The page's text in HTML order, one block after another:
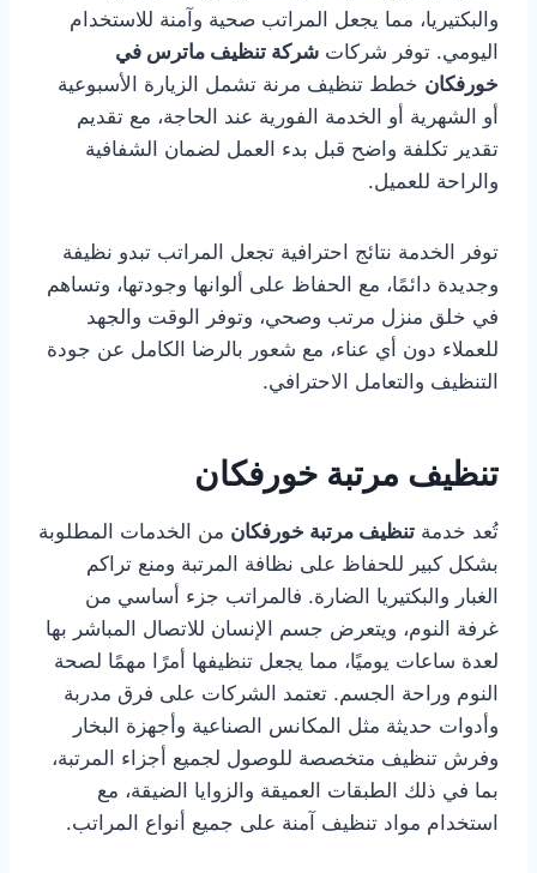
والبكتيريا، مما يجعل المراتب صحية وآمنة للاستخدام
اليومي. توفر شركات شركة تنظيف ماترس في
خورفكان خطط تنظيف مرنة تشمل الزيارة الأسبوعية
أو الشهرية أو الخدمة الفورية عند الحاجة، مع تقديم
تقدير تكلفة واضح قبل بدء العمل لضمان الشفافية
والراحة للعميل.
توفر الخدمة نتائج احترافية تجعل المراتب تبدو نظيفة
وجديدة دائمًا، مع الحفاظ على ألوانها وجودتها، وتساهم
في خلق منزل مرتب وصحي، وتوفر الوقت والجهد
للعملاء دون أي عناء، مع شعور بالرضا الكامل عن جودة
التنظيف والتعامل الاحترافي.
تنظيف مرتبة خورفكان
تُعد خدمة تنظيف مرتبة خورفكان من الخدمات المطلوبة
بشكل كبير للحفاظ على نظافة المرتبة ومنع تراكم
الغبار والبكتيريا الضارة. فالمراتب جزء أساسي من
غرفة النوم، ويتعرض جسم الإنسان للاتصال المباشر بها
لعدة ساعات يوميًا، مما يجعل تنظيفها أمرًا مهمًا لصحة
النوم وراحة الجسم. تعتمد الشركات على فرق مدربة
وأدوات حديثة مثل المكانس الصناعية وأجهزة البخار
وفرش تنظيف متخصصة للوصول لجميع أجزاء المرتبة،
بما في ذلك الطبقات العميقة والزوايا الضيقة، مع
استخدام مواد تنظيف آمنة على جميع أنواع المراتب.